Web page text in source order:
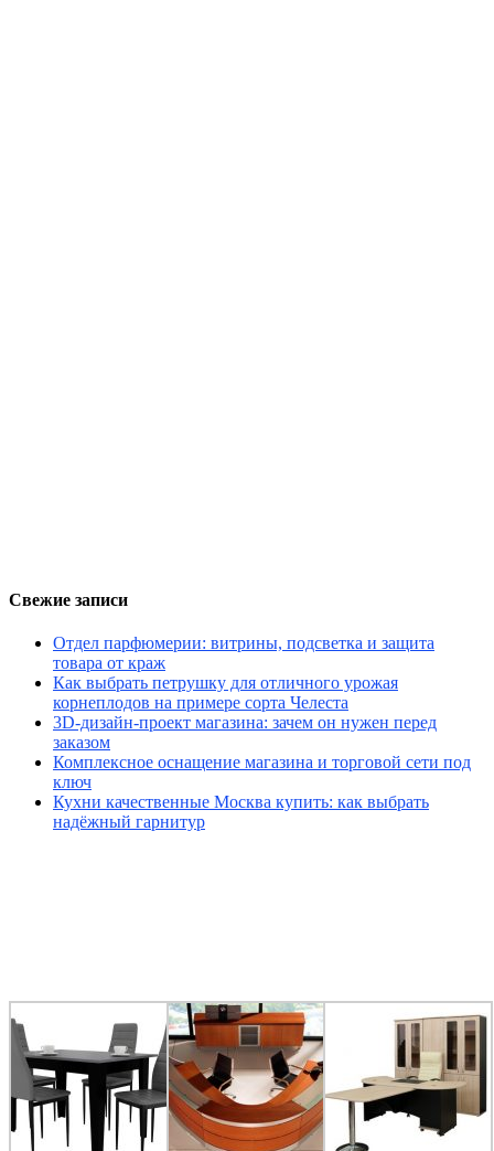
Свежие записи
Отдел парфюмерии: витрины, подсветка и защита
товара от краж
Как выбрать петрушку для отличного урожая
корнеплодов на примере сорта Челеста
3D-дизайн-проект магазина: зачем он нужен перед
заказом
Комплексное оснащение магазина и торговой сети под
ключ
Кухни качественные Москва купить: как выбрать
надёжный гарнитур